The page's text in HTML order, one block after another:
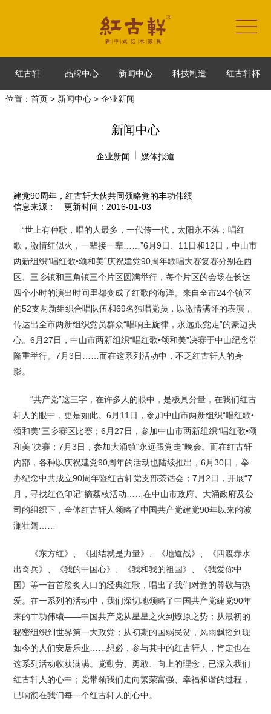
红古轩 品牌中心 新闻中心 科技制造 红古轩杯
位置： 首页> 新闻中心> 企业新闻
新闻中心
企业新闻 媒体报道
建党90周年，红古轩大伙共同领略党的丰功伟绩
信息来源：
更新时间：2016-01-03
“世上有种歌，唱的人最多，一代传一代，太阳永不落；唱红
歌，激情红似火，一辈接一辈……”6月9日、11日和12日，中山市
两新组织“唱红歌•颂和美”庆祝建党90周年歌唱大赛复赛分别在西
区、三乡镇和三角镇三个片区圆满举行，每个片区的会场在长达
四个小时的演出时间里都变成了红歌的海洋。来自全市24个镇区
的52支两新组织合唱队伍和69名独唱党员，以激情满怀的表演，
传达出全市两新组织党员群众“唱响主旋律，永远跟党走”的豪迈决
心。6月27日，中山市两新组织“唱红歌•颂和美”决赛于中山纪念堂
隆重举行。7月3日……而在这系列活动中，不乏红古轩人的身
影。
“共产党”这三字，在许多人的眼中，是极具分量，在我们红古
轩人的眼中，更是如此。6月11日，参加中山市两新组织“唱红歌•
颂和美”三乡赛区比赛；6月27日，参加中山市两新组织“唱红歌•颂
和美”决赛；7月3日，参加大涌镇“永远跟党走”晚会。而在红古轩
内部，各种以庆祝建党90周年的活动也陆续推出，6月30日，举
办纪念中共成立90周年暨红古轩党支部茶话会；7月2日，开展“7
月，寻找红色印记”摘荔枝活动……在中山市政府、大涌政府及公
司的组织下，全体红古轩人领略了中国共产党建党90年以来的波
澜壮阔……
《东方红》、《团结就是力量》、《地道战》、《四渡赤水
出奇兵》、《我的中国心》、《我和我的祖国》、《我爱你中
国》等一首首脍炙人口的经典红歌，唱出了我们对党的尊敬与热
爱。在一系列的活动中，我们深切地领略了中国共产党建党90年
来的丰功伟绩——中国共产党从星星之火到燎原之势；从最初的
秘密组织到世界第一大政党；从初期的国弱民贫，风雨飘摇到现
如今的人们安居乐业……想必，参与其中的红古轩人，肯定也在
这系列活动收获满满。党勤劳、勇敢、向上的理念，已深入我们
红古轩人的心中；党带领我们走向繁荣富强、幸福和谐的过程，
已响彻在我们每一个红古轩人的心中。